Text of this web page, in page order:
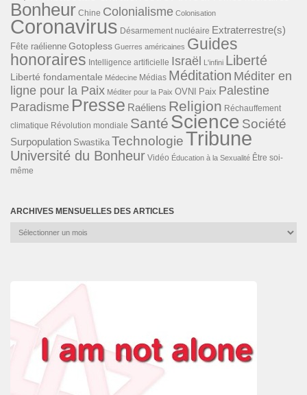
Bonheur Chine Colonialisme Colonisation
Coronavirus Désarmement nucléaire Extraterrestre(s)
Fête raélienne Gotopless Guerres américaines Guides
honoraires Intelligence artificielle Israël L'infini Liberté
Liberté fondamentale Médecine Médias Méditation Méditer en
ligne pour la Paix Méditer pour la Paix OVNI Paix Palestine
Paradisme Presse Raéliens Religion Réchauffement
climatique Révolution mondiale Santé Science Société
Surpopulation Swastika TechnologieTribune
Université du Bonheur Vidéo Éducation à la Sexualité Être soi-
même
ARCHIVES MENSUELLES DES ARTICLES
Archives